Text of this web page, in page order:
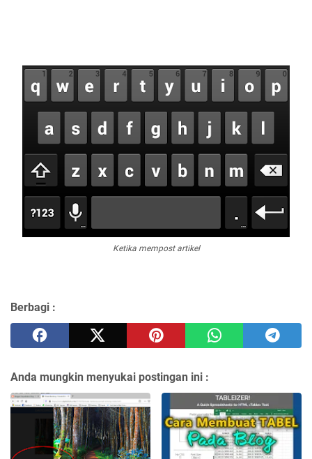
Ketika mempost artikel
Berbagi :
Anda mungkin menyukai postingan ini :